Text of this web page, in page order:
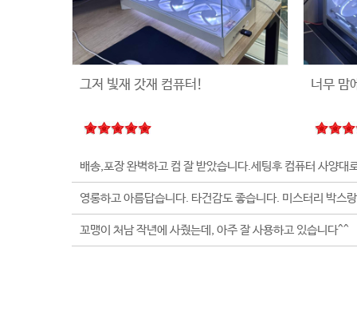
그저 빛재 갓재 컴퓨터! 너무 맘
꼬맹이 처남 작년에 사줬는데, 아주 잘 사용하고 있습니다^^